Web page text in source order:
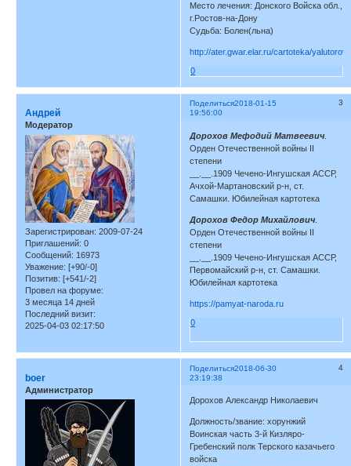
Место лечения: Донского Войска обл.,
г.Ростов-на-Дону
Судьба: Болен(льна)
http://ater.gwar.elar.ru/cartoteka/
0
Поделиться 3
2018-01-15
19:56:00
Андрей
Модератор
Зарегистрирован: 2009-07-24
Приглашений: 0
Сообщений: 16973
Уважение: [+90/-0]
Позитив: [+541/-2]
Провел на форуме:
3 месяца 14 дней
Последний визит:
2025-04-03 02:17:50
Дорохов Мефодий Матвеевич
Орден Отечественной войны II
степени
__.__.1909 Чечено-Ингушская АССР,
Ачхой-Мартановский р-н, ст.
Самашки. Юбилейная картотека
Дорохов Федор Михайлович
Орден Отечественной войны II
степени
__.__.1909 Чечено-Ингушская АССР,
Первомайский р-н, ст. Самашки.
Юбилейная картотека
https://pamyat-naroda.ru
0
Поделиться 4
2018-06-30
23:19:38
boer
Администратор
Дорохов Александр Николаевич
Должность/звание: хорунжий
Воинская часть 3-й Кизляро-
Гребенский полк Терского казачьего
войска